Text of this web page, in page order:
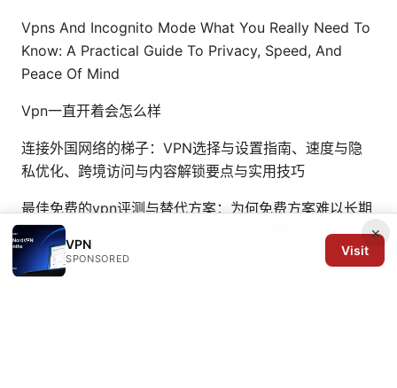
Vpns And Incognito Mode What You Really Need To
Know: A Practical Guide To Privacy, Speed, And
Peace Of Mind
Vpn一直开着会怎么样
连接外国网络的梯子：VPN选择与设置指南、速度与隐
私优化、跨境访问与内容解锁要点与实用技巧
最佳免费的vpn评测与替代方案：为何免费方案难以长期
保护隐私，以及如何选择付费VPN以获得稳定高速
×
VPN
SPONSORED
Visit